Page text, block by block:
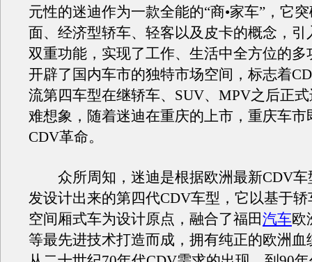
元性的迷迪作为一款全能的“商•家车”，它
面、经济型轿车、轻客以及皮卡的概念，引
双重功能，实现了工作、生活中全方位的多
开辟了国内车市的独特市场空间，标志着
流第四车型在继轿车、SUV、MPV之后正
难想象，随着迷迪在重庆的上市，重庆车市
CDV革命。
众所周知，迷迪是根据欧洲最新CDV车
发设计出来的第四代CDV车型，它以基于
空间厢式车为设计原点，融合了福田汽车欧
等最先进技术打造而成，拥有纯正的欧洲血